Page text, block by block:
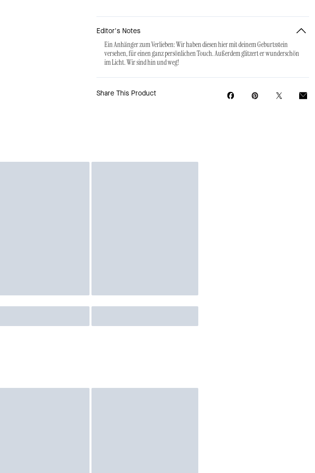
Editor's Notes
Ein Anhänger zum Verlieben: Wir haben diesen hier mit deinem Geburtsstein
versehen, für einen ganz persönlichen Touch. Außerdem glitzert er wunderschön
im Licht. Wir sind hin und weg!
Share This Product